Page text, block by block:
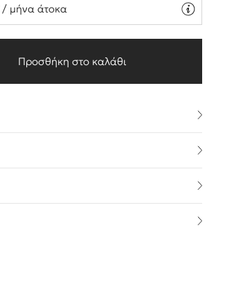
/ μήνα άτοκα
Προσθήκη στο καλάθι